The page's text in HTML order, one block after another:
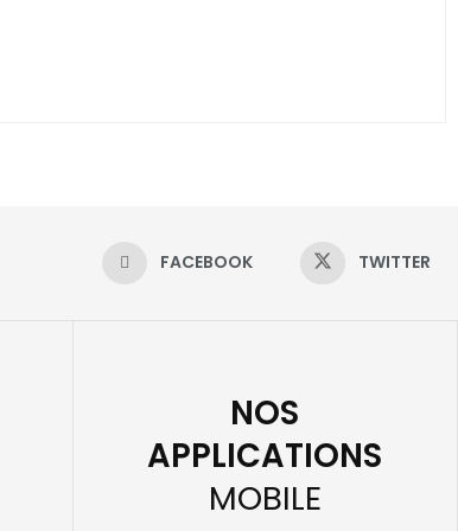
FACEBOOK TWITTER
NOS
APPLICATIONS
MOBILE